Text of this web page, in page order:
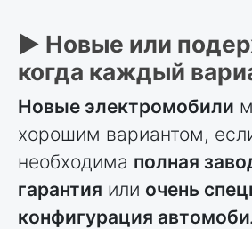
► Новые или
когда каждый
Новые электромобили
хорошим вариантом,
необходима полная
гарантия или очень
конфигурация